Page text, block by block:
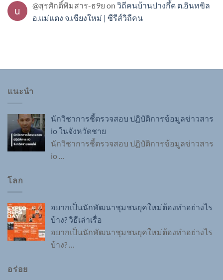
@สุรศักดิ์พิมสาร-ธ9ย on วิถีคนบ้านปางกึ้ด ต.อินทขิล
อ.แม่แตง จ.เชียงใหม่ | ซีรีส์วิถีคน
แนะนำ
นักวิชาการชี้ตรวจสอบ ปฎิบัติการข้อมูลข่าวสาร
io ในจังหวัดชาย
นักวิชาการชี้ตรวจสอบ ปฎิบัติการข้อมูลข่าวสาร
io
โลก
อยากเป็นนักพัฒนาชุมชนยุคใหม่ต้องทำอย่างไร
บ้าง? วิธีเล่าเรื่อ
อยากเป็นนักพัฒนาชุมชนยุคใหม่ต้องทำอย่างไร
บ้าง? …
อร่อย